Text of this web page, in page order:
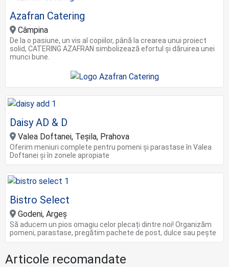
Azafran Catering
Câmpina
De la o pasiune, un vis al copiilor, până la crearea unui proiect
solid, CATERING AZAFRAN simbolizează efortul și dăruirea unei
munci bune.
Daisy AD & D
Valea Doftanei, Teșila, Prahova
Oferim meniuri complete pentru pomeni și parastase în Valea
Doftanei și în zonele apropiate
Bistro Select
Godeni, Argeș
Să aducem un pios omagiu celor plecați dintre noi! Organizăm
pomeni, parastase, pregătim pachete de post, dulce sau pește
Articole recomandate